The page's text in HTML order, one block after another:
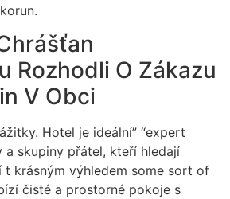
Rozhodli O Zákazu
V Obci
Hotel je ideální” “expert
a skupiny přátel, kteří hledají
t krásným výhledem some sort of
čisté a prostorné pokoje s